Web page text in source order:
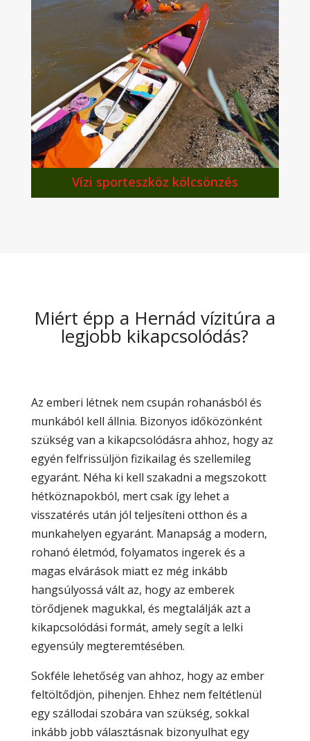
Vízi sporteszköz kölcsönzés
Miért épp a Hernád vízitúra a
legjobb kikapcsolódás?
Az emberi létnek nem csupán rohanásból és
munkából kell állnia. Bizonyos időközönként
szükség van a kikapcsolódásra ahhoz, hogy az
egyén felfrissüljön fizikailag és szellemileg
egyaránt. Néha ki kell szakadni a megszokott
hétköznapokból, mert csak így lehet a
visszatérés után jól teljesíteni otthon és a
munkahelyen egyaránt. Manapság a modern,
rohanó életmód, folyamatos ingerek és a
magas elvárások miatt ez még inkább
hangsúlyossá vált az, hogy az emberek
törődjenek magukkal, és megtalálják azt a
kikapcsolódási formát, amely segít a lelki
egyensúly megteremtésében.
Sokféle lehetőség van ahhoz, hogy az ember
feltöltődjön, pihenjen. Ehhez nem feltétlenül
egy szállodai szobára van szükség, sokkal
inkább jobb választásnak bizonyulhat egy